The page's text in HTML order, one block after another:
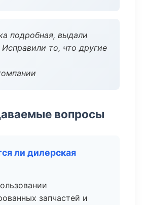
подробная, выдали
Исправили то, что другие
вопросы
ли дилерская
запчастей и